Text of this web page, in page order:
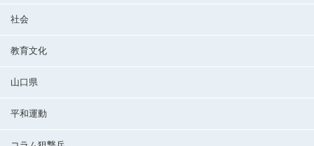
社会
教育文化
山口県
平和運動